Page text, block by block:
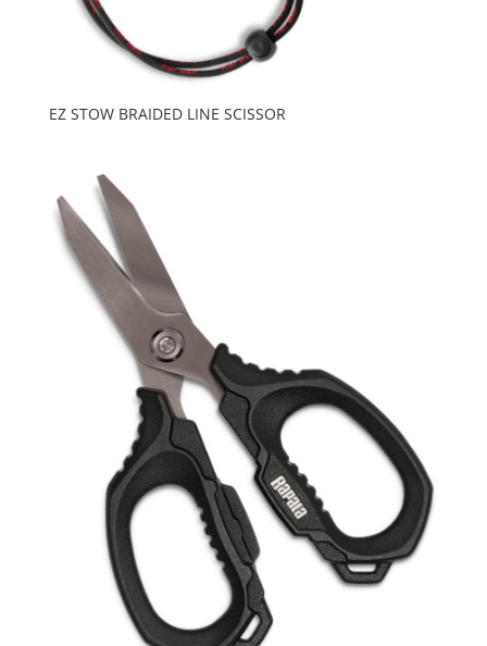
EZ STOW BRAIDED LINE SCISSOR